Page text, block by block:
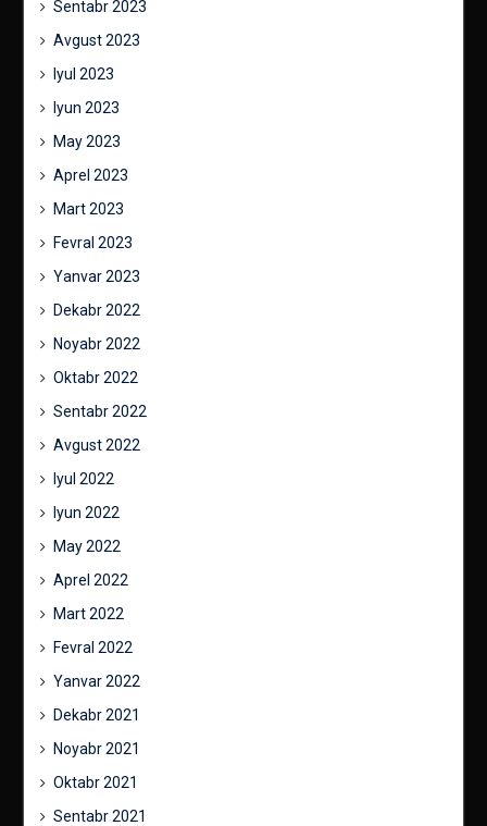
Sentabr 2023
Avgust 2023
Iyul 2023
Iyun 2023
May 2023
Aprel 2023
Mart 2023
Fevral 2023
Yanvar 2023
Dekabr 2022
Noyabr 2022
Oktabr 2022
Sentabr 2022
Avgust 2022
Iyul 2022
Iyun 2022
May 2022
Aprel 2022
Mart 2022
Fevral 2022
Yanvar 2022
Dekabr 2021
Noyabr 2021
Oktabr 2021
Sentabr 2021